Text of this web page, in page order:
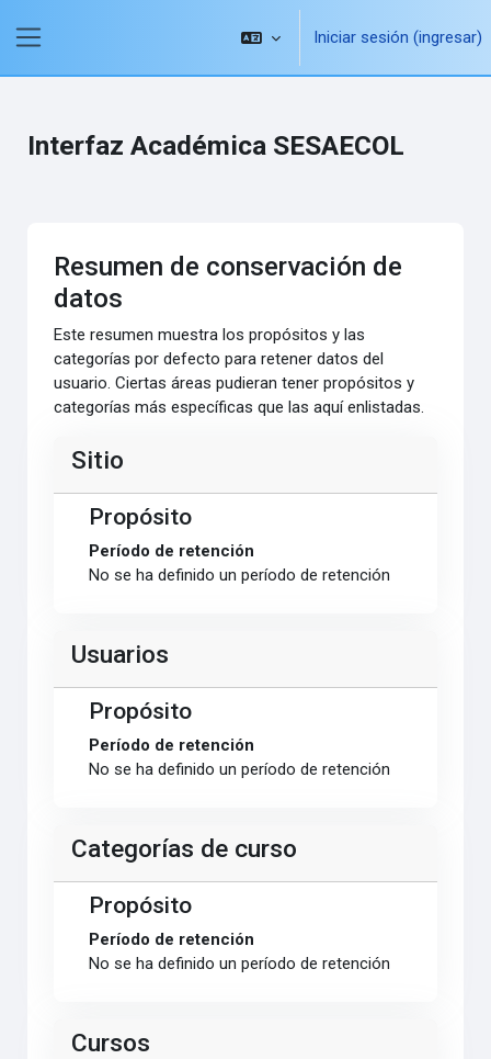
Iniciar sesión (ingresar)
Interfaz Académica SESAECOL
Resumen de conservación de
datos
Este resumen muestra los propósitos y las
categorías por defecto para retener datos del
usuario. Ciertas áreas pudieran tener propósitos y
categorías más específicas que las aquí enlistadas.
Sitio
Propósito
Período de retención
No se ha definido un período de retención
Usuarios
Propósito
Período de retención
No se ha definido un período de retención
Categorías de curso
Propósito
Período de retención
No se ha definido un período de retención
Cursos